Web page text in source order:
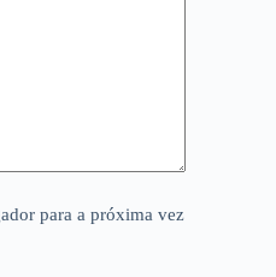
para a próxima vez